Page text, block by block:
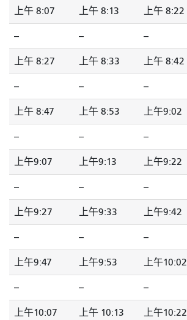
上午 8:07 上午 8:13 上午 8:22
-- -- --
上午 8:27 上午 8:33 上午 8:42
-- -- --
上午 8:47 上午 8:53 上午9:02
-- -- --
上午9:07 上午9:13 上午9:22
-- -- --
上午9:27 上午9:33 上午9:42
-- -- --
上午9:47 上午9:53 上午10:02
-- -- --
上午10:07 上午 10:13 上午10:22